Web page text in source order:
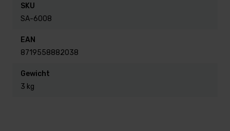
SKU
SA-6008
EAN
8719558882038
Gewicht
3 kg